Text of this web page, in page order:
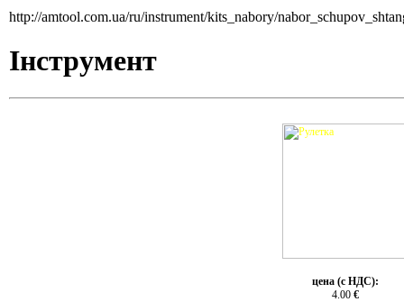
http://amtool.com.ua/ru/instrument/kits_nabory/
Інструмент
цена (с НДС):
4.00 €